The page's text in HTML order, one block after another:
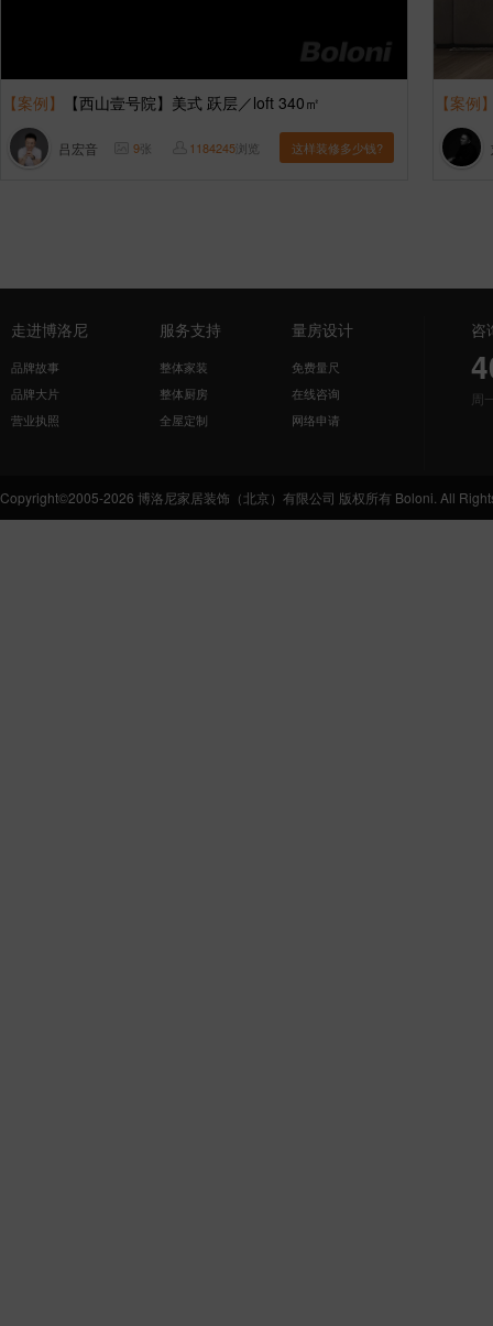
【案例】 【西山壹号院】美式 跃层／loft 340㎡
吕宏音 9张 1184245浏览 这样装修多少钱?
【案例
走进博洛尼
品牌故事
品牌大片
营业执照
服务支持
整体家装
整体厨房
全屋定制
量房设计
免费量尺
在线咨询
网络申请
咨
周
Copyright©2005-2026 博洛尼家居装饰（北京）有限公司 版权所有 Boloni. All